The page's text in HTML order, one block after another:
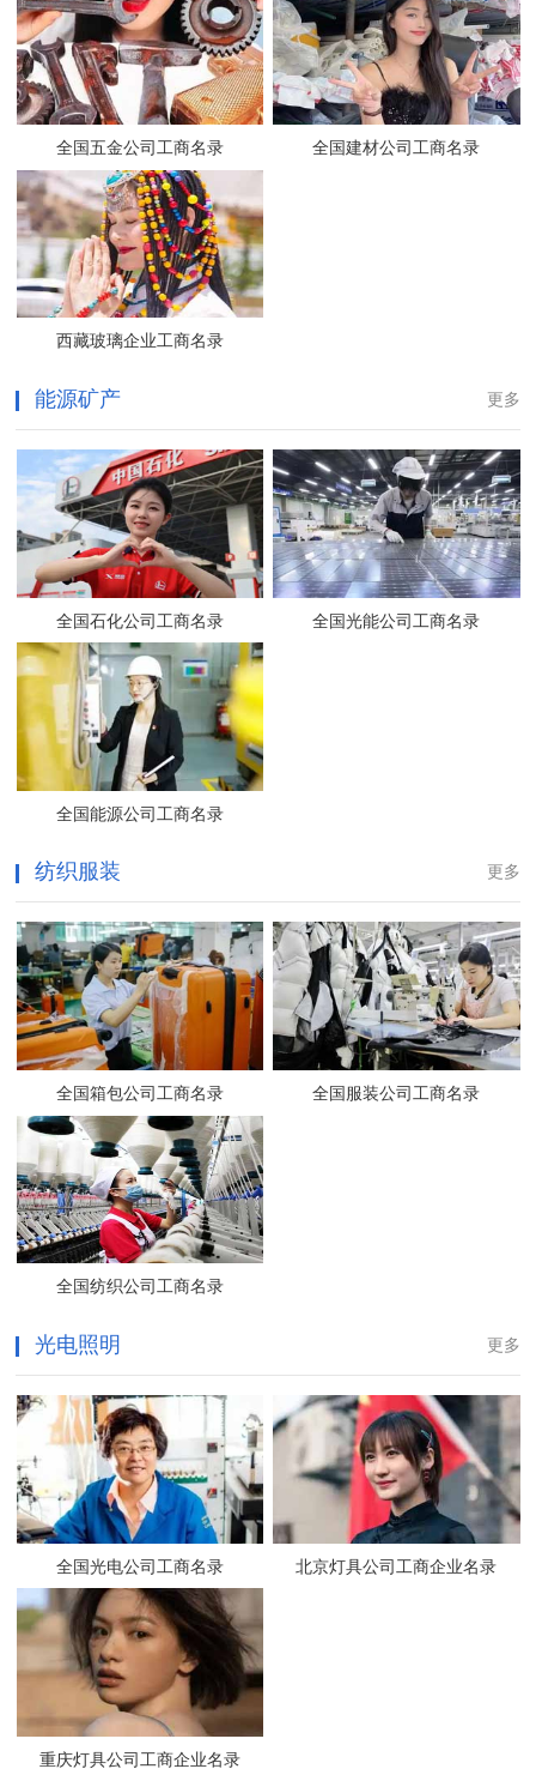
全国五金公司工商名录 全国建材公司工商名录
西藏玻璃企业工商名录
更多
能源矿产
全国石化公司工商名录 全国光能公司工商名录
全国能源公司工商名录
更多
纺织服装
全国箱包公司工商名录 全国服装公司工商名录
全国纺织公司工商名录
更多
光电照明
全国光电公司工商名录 北京灯具公司工商企业名录
重庆灯具公司工商企业名录